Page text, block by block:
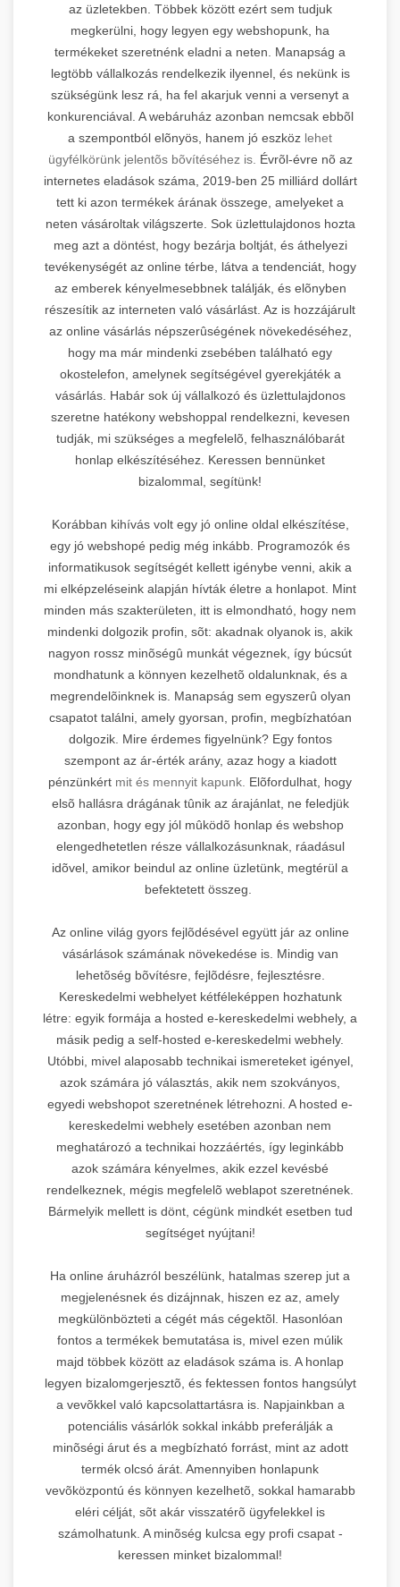
az üzletekben. Többek között ezért sem tudjuk
megkerülni, hogy legyen egy webshopunk, ha
termékeket szeretnénk eladni a neten. Manapság a
legtöbb vállalkozás rendelkezik ilyennel, és nekünk is
szükségünk lesz rá, ha fel akarjuk venni a versenyt a
konkurenciával. A webáruház azonban nemcsak ebbõl
a szempontból elõnyös, hanem jó eszköz lehet
ügyfélkörünk jelentõs bõvítéséhez is. Évrõl-évre nõ az
internetes eladások száma, 2019-ben 25 milliárd dollárt
tett ki azon termékek árának összege, amelyeket a
neten vásároltak világszerte. Sok üzlettulajdonos hozta
meg azt a döntést, hogy bezárja boltját, és áthelyezi
tevékenységét az online térbe, látva a tendenciát, hogy
az emberek kényelmesebbnek találják, és elõnyben
részesítik az interneten való vásárlást. Az is hozzájárult
az online vásárlás népszerûségének növekedéséhez,
hogy ma már mindenki zsebében található egy
okostelefon, amelynek segítségével gyerekjáték a
vásárlás. Habár sok új vállalkozó és üzlettulajdonos
szeretne hatékony webshoppal rendelkezni, kevesen
tudják, mi szükséges a megfelelõ, felhasználóbarát
honlap elkészítéséhez. Keressen bennünket
bizalommal, segítünk!
Korábban kihívás volt egy jó online oldal elkészítése,
egy jó webshopé pedig még inkább. Programozók és
informatikusok segítségét kellett igénybe venni, akik a
mi elképzeléseink alapján hívták életre a honlapot. Mint
minden más szakterületen, itt is elmondható, hogy nem
mindenki dolgozik profin, sõt: akadnak olyanok is, akik
nagyon rossz minõségû munkát végeznek, így búcsút
mondhatunk a könnyen kezelhetõ oldalunknak, és a
megrendelõinknek is. Manapság sem egyszerû olyan
csapatot találni, amely gyorsan, profin, megbízhatóan
dolgozik. Mire érdemes figyelnünk? Egy fontos
szempont az ár-érték arány, azaz hogy a kiadott
pénzünkért mit és mennyit kapunk. Elõfordulhat, hogy
elsõ hallásra drágának tûnik az árajánlat, ne feledjük
azonban, hogy egy jól mûködõ honlap és webshop
elengedhetetlen része vállalkozásunknak, ráadásul
idõvel, amikor beindul az online üzletünk, megtérül a
befektetett összeg.
Az online világ gyors fejlõdésével együtt jár az online
vásárlások számának növekedése is. Mindig van
lehetõség bõvítésre, fejlõdésre, fejlesztésre.
Kereskedelmi webhelyet kétféleképpen hozhatunk
létre: egyik formája a hosted e-kereskedelmi webhely, a
másik pedig a self-hosted e-kereskedelmi webhely.
Utóbbi, mivel alaposabb technikai ismereteket igényel,
azok számára jó választás, akik nem szokványos,
egyedi webshopot szeretnének létrehozni. A hosted e-
kereskedelmi webhely esetében azonban nem
meghatározó a technikai hozzáértés, így leginkább
azok számára kényelmes, akik ezzel kevésbé
rendelkeznek, mégis megfelelõ weblapot szeretnének.
Bármelyik mellett is dönt, cégünk mindkét esetben tud
segítséget nyújtani!
Ha online áruházról beszélünk, hatalmas szerep jut a
megjelenésnek és dizájnnak, hiszen ez az, amely
megkülönbözteti a cégét más cégektõl. Hasonlóan
fontos a termékek bemutatása is, mivel ezen múlik
majd többek között az eladások száma is. A honlap
legyen bizalomgerjesztõ, és fektessen fontos hangsúlyt
a vevõkkel való kapcsolattartásra is. Napjainkban a
potenciális vásárlók sokkal inkább preferálják a
minõségi árut és a megbízható forrást, mint az adott
termék olcsó árát. Amennyiben honlapunk
vevõközpontú és könnyen kezelhetõ, sokkal hamarabb
eléri célját, sõt akár visszatérõ ügyfelekkel is
számolhatunk. A minõség kulcsa egy profi csapat -
keressen minket bizalommal!